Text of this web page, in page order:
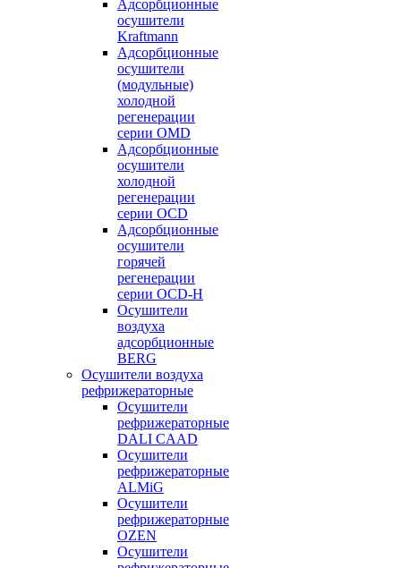
Адсорбционные
осушители
Kraftmann
Адсорбционные
осушители
(модульные)
холодной
регенерации
серии OMD
Адсорбционные
осушители
холодной
регенерации
серии OCD
Адсорбционные
осушители
горячей
регенерации
серии OСD-H
Осушители
воздуха
адсорбционные
BERG
Осушители воздуха
рефрижераторные
Осушители
рефрижераторные
DALI CAAD
Осушители
рефрижераторные
ALMiG
Осушители
рефрижераторные
OZEN
Осушители